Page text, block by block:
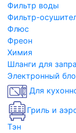
Фильтр воды
Фильтр-
Флюс
Фреон
Химия
Шланги для
Электронный
Для
Гриль и
Тэн